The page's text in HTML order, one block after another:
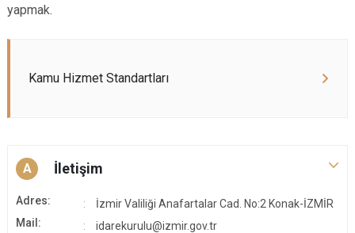
yapmak.
Kamu Hizmet Standartları
A İletişim
Adres:
İzmir Valiliği Anafartalar Cad. No:2 Konak-İZMİR
Mail:
idarekurulu@izmir.gov.tr